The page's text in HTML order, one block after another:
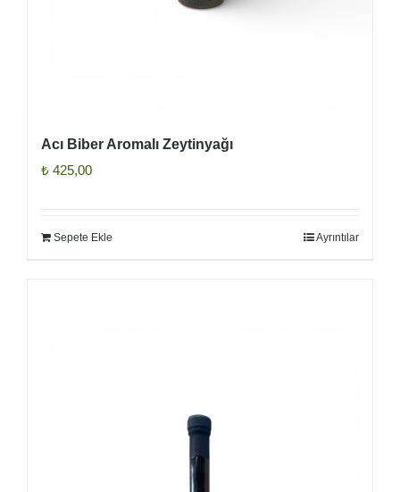
Acı Biber Aromalı Zeytinyağı
₺ 425,00
Sepete Ekle Ayrıntılar